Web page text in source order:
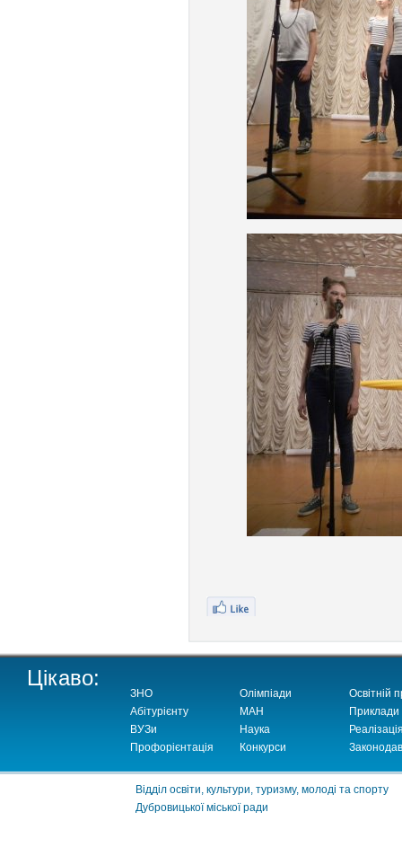
Цікаво:
ЗНО
Абітурієнту
ВУЗи
Профорієнтація
Олімпіади
МАН
Наука
Конкурси
Освітній
Приклади
Відділ освіти, культури, туризму, молоді та спорту
Дубровицької міської ради